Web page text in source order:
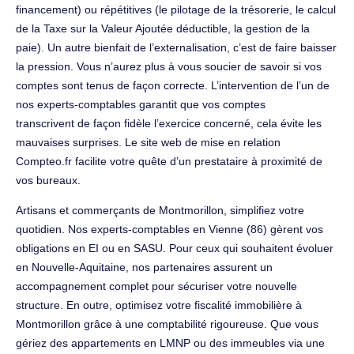
financement) ou répétitives (le pilotage de la trésorerie, le calcul
de la Taxe sur la Valeur Ajoutée déductible, la gestion de la
paie). Un autre bienfait de l’externalisation, c’est de faire baisser
la pression. Vous n’aurez plus à vous soucier de savoir si vos
comptes sont tenus de façon correcte. L’intervention de l’un de
nos experts-comptables garantit que vos comptes
transcrivent de façon fidèle l’exercice concerné, cela évite les
mauvaises surprises. Le site web de mise en relation
Compteo.fr facilite votre quête d’un prestataire à proximité de
vos bureaux.
Artisans et commerçants de Montmorillon, simplifiez votre
quotidien. Nos experts-comptables en Vienne (86) gèrent vos
obligations en EI ou en SASU. Pour ceux qui souhaitent évoluer
en Nouvelle-Aquitaine, nos partenaires assurent un
accompagnement complet pour sécuriser votre nouvelle
structure. En outre, optimisez votre fiscalité immobilière à
Montmorillon grâce à une comptabilité rigoureuse. Que vous
gériez des appartements en LMNP ou des immeubles via une